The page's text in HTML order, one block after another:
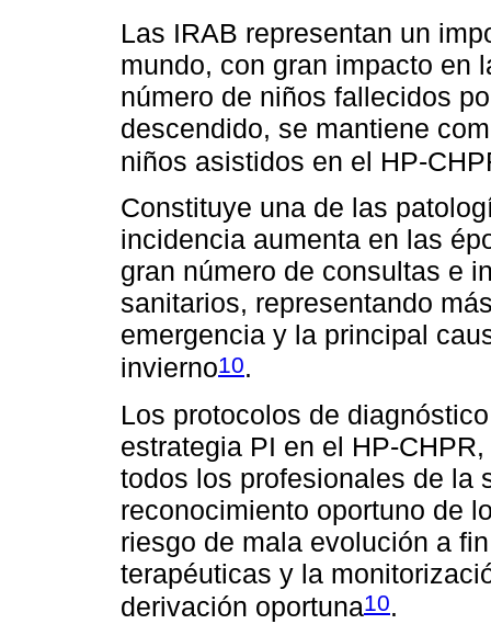
Las IRAB representan un
mundo, con gran impacto en
número de niños fallecidos
descendido, se mantiene
niños asistidos en el HP-
Constituye una de las
incidencia aumenta en las
gran número de consultas e
sanitarios, representando
emergencia y la principal
invierno10.
Los protocolos de
estrategia PI en el HP-
todos los profesionales de la
reconocimiento oportuno de
riesgo de mala evolución a
terapéuticas y la
derivación oportuna10.